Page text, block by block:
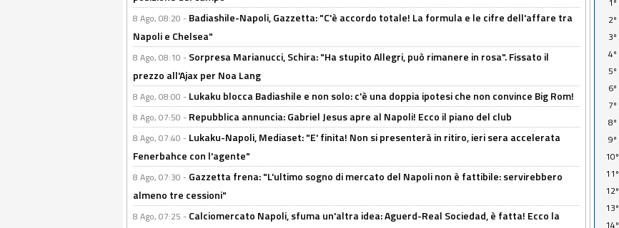
8 Ago, 08:20 - Badiashile-Napoli, Gazzetta: "C'è accordo totale! La formula e le cifre dell'affare tra
Napoli e Chelsea"
8 Ago, 08:10 - Sorpresa Marianucci, Schira: "Ha stupito Allegri, può rimanere in rosa". Fissato il
prezzo all'Ajax per Noa Lang
8 Ago, 08:00 - Lukaku blocca Badiashile e non solo: c'è una doppia ipotesi che non convince Big Rom!
8 Ago, 07:50 - Repubblica annuncia: Gabriel Jesus apre al Napoli! Ecco il piano del club
8 Ago, 07:40 - Lukaku-Napoli, Mediaset: "E' finita! Non si presenterà in ritiro, ieri sera accelerata
Fenerbahce con l'agente"
8 Ago, 07:30 - Gazzetta frena: "L'ultimo sogno di mercato del Napoli non è fattibile: servirebbero
almeno tre cessioni"
8 Ago, 07:25 - Calciomercato Napoli, sfuma un'altra idea: Aguerd-Real Sociedad, è fatta! Ecco la
2º
3º
4º
5º
6º
7º
8º
9º
10º
11º
12º
13º
14º